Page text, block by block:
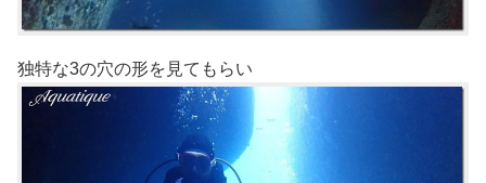
独特な3の穴の形を見てもらい